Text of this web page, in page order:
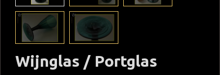
Wijnglas / Portglas